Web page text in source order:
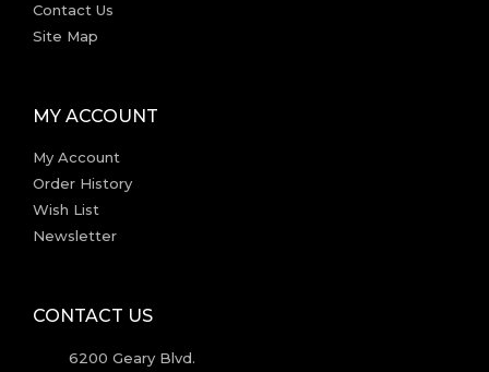
Contact Us
Site Map
MY ACCOUNT
My Account
Order History
Wish List
Newsletter
CONTACT US
6200 Geary Blvd.